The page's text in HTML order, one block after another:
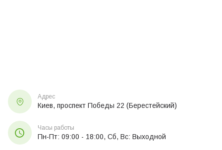
Адрес
Киев, проспект Победы 22 (Берестейский)
Часы работы
Пн-Пт: 09:00 - 18:00, Сб, Вс: Выходной